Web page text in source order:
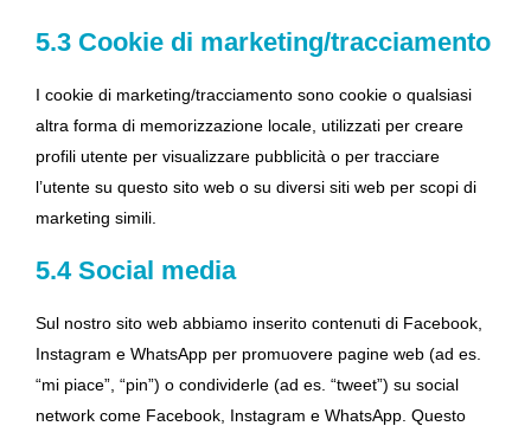
5.3 Cookie di marketing/tracciamento
I cookie di marketing/tracciamento sono cookie o qualsiasi
altra forma di memorizzazione locale, utilizzati per creare
profili utente per visualizzare pubblicità o per tracciare
l’utente su questo sito web o su diversi siti web per scopi di
marketing simili.
5.4 Social media
Sul nostro sito web abbiamo inserito contenuti di Facebook,
Instagram e WhatsApp per promuovere pagine web (ad es.
“mi piace”, “pin”) o condividerle (ad es. “tweet”) su social
network come Facebook, Instagram e WhatsApp. Questo